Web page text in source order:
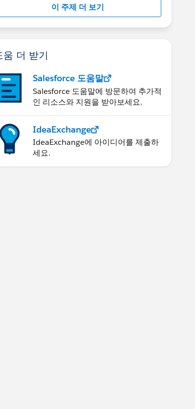
이 주제 더 보기
움 더 받기
Salesforce 도움말
Salesforce 도움말에 방문하여 추가적
인 리소스와 지원을 받아보세요.
IdeaExchange
IdeaExchange에 아이디어를 제출하
세요.